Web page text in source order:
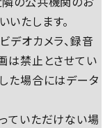
たします。
デオカメラ、録音
は禁止とさせてい
た場合にはデータ
ていただけない場